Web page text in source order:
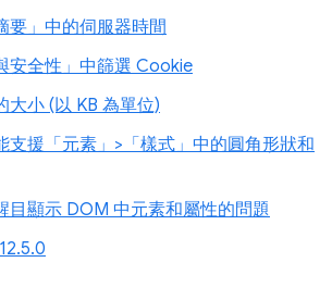
要」中的伺服器時間
安全性」中篩選 Cookie
大小 (以 KB 為單位)
支援「元素」>「樣式」中的圓角形狀和
目顯示 DOM 中元素和屬性的問題